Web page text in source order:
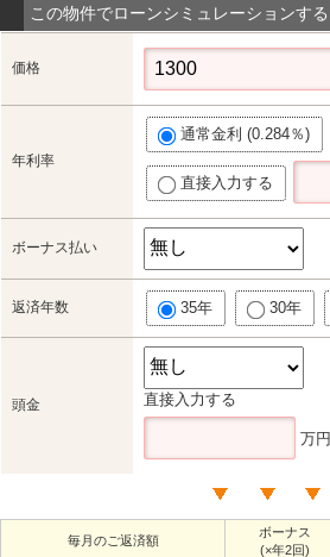
この物件でローンシミュレーションする
価格
年利率
通常金利 (0.284％)
直接入力する
ボーナス払い
返済年数 35年 30年
頭金 直接入力する
万円
毎月のご返済額
ボーナス
(×年2回)